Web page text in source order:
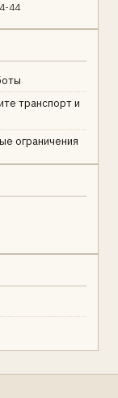
44
транспорт и
ограничения